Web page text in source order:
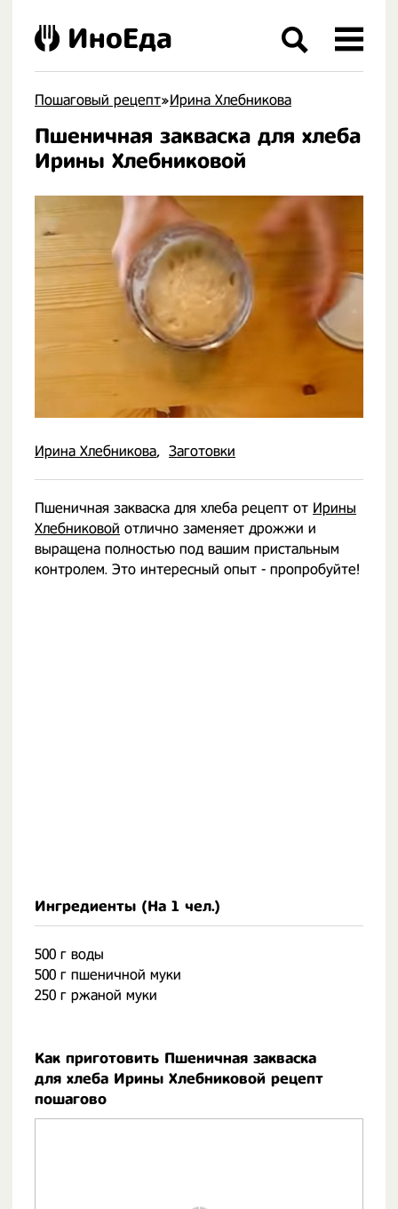
Пошаговый рецепт»Ирина Хлебникова
Пшеничная закваска для хлеба
Ирины Хлебниковой
Ирина Хлебникова Заготовки
Пшеничная закваска для хлеба рецепт от Ирины
Хлебниковой отлично заменяет дрожжи и
выращена полностью под вашим пристальным
контролем. Это интересный опыт - пропробуйте!
Ингредиенты (На 1 чел.)
500 г воды
500 г пшеничной муки
250 г ржаной муки
Как приготовить Пшеничная закваска
для хлеба Ирины Хлебниковой рецепт
пошагово
ИноЕда